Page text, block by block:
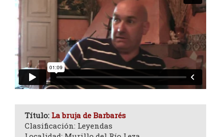
Título: La bruja de Barbarés
Clasificación: Leyendas